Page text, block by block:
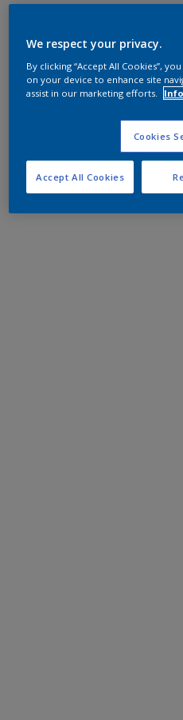
We respect your privacy.
By clicking “Accept All Cookies”,
on your device to enhance site
assist in our marketing efforts.
Info
Cookies
Accept All Cookies